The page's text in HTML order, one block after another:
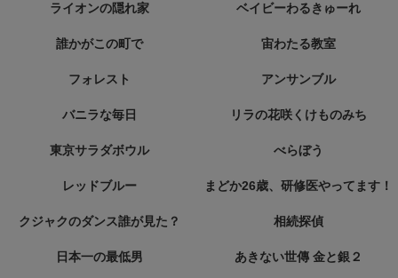
ライオンの隠れ家 ベイビーわるきゅーれ
誰かがこの町で 宙わたる教室
フォレスト アンサンブル
バニラな毎日 リラの花咲くけものみち
東京サラダボウル べらぼう
レッドブルー まどか26歳、研修医やってます！
クジャクのダンス誰が見た？ 相続探偵
日本一の最低男 あきない世傳 金と銀２